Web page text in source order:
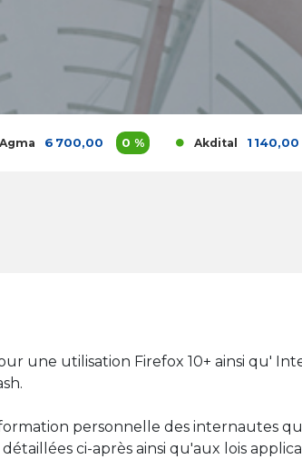
0 % Akdital 1 140,00 0,62 %
une utilisation Firefox 10+ ainsi qu'
personnelle des internautes
ci-après ainsi qu'aux lois